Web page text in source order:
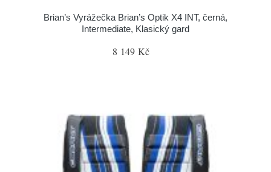
Brian’s Vyrážečka Brian’s Optik X4 INT, černá,
Intermediate, Klasický gard
8 149 Kč